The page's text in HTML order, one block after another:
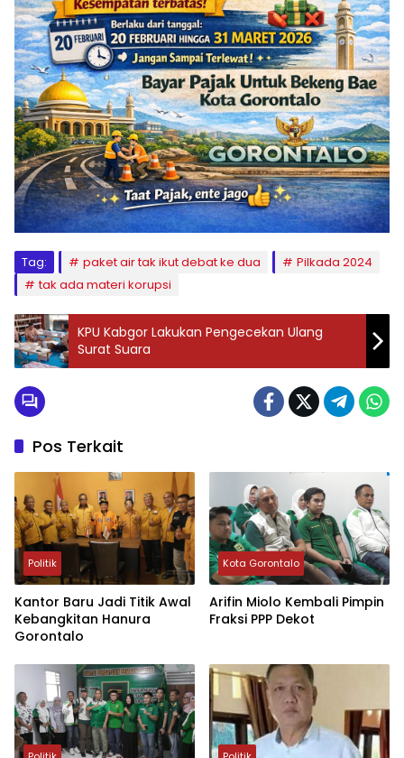
Tag: paket air tak ikut debat ke dua
Pilkada 2024
tak ada materi korupsi
KPU Kabgor Lakukan Pengecekan Ulang
Surat Suara
Pos Terkait
Politik
Kantor Baru Jadi Titik Awal
Kebangkitan Hanura
Gorontalo
Kota Gorontalo
Arifin Miolo Kembali Pimpin
Fraksi PPP Dekot